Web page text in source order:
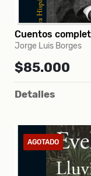
Cuentos
Jorge Luis Borges
$85.000
Detalles
AGOTADO